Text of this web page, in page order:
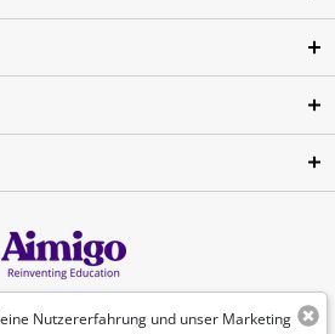
Nutzererfahrung und unser Marketing
Deutsch